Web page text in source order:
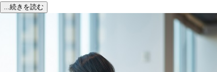
...続きを読む